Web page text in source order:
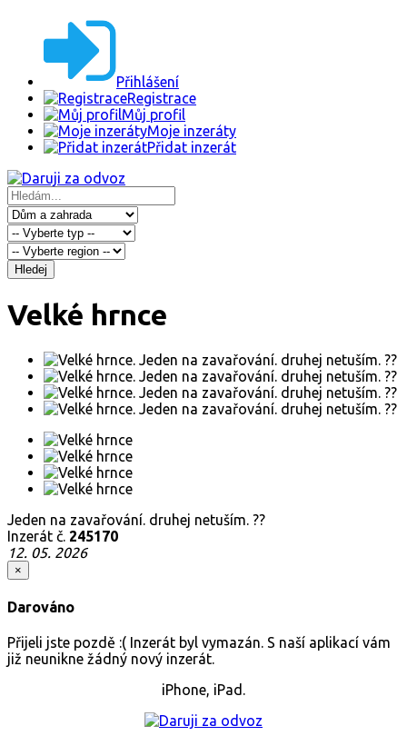
Přihlášení
Registrace
Můj profil
Moje inzeráty
Přidat inzerát
Hledej
Velké hrnce
Jeden na zavařování. druhej netuším. ??
Inzerát č. 245170
12. 05. 2026
×
Darováno
Přijeli jste pozdě :( Inzerát byl vymazán. S naší aplikací vám
již neunikne žádný nový inzerát.
iPhone, iPad.